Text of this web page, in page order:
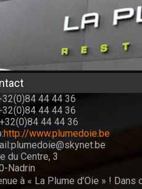
44 44 36
44 44 36
44 44 36
http://www.plumedoie.be
du Centre, 3
Nadrin
à « La Plume d’Oie » !